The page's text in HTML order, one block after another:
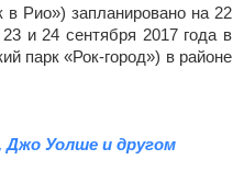
Рио») запланировано на 22
и 24 сентября 2017 года в
парк «Рок-город») в районе
Уолше и другом